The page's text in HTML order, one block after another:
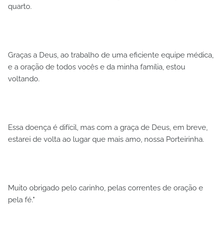
quarto.
Graças a Deus, ao trabalho de uma eficiente equipe médica,
e a oração de todos vocês e da minha família, estou
voltando.
Essa doença é difícil, mas com a graça de Deus, em breve,
estarei de volta ao lugar que mais amo, nossa Porteirinha.
Muito obrigado pelo carinho, pelas correntes de oração e
pela fé."